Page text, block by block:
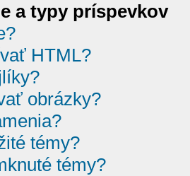
a typy príspevkov
HTML?
obrázky?
témy?
témy?